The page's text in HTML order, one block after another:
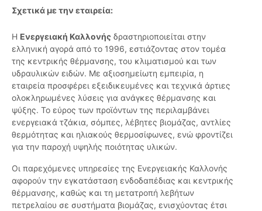
Σχετικά με την εταιρεία:
Η Ενεργειακή Καλλονής δραστηριοποιείται στην
ελληνική αγορά από το 1996, εστιάζοντας στον τομέα
της κεντρικής θέρμανσης, του κλιματισμού και των
υδραυλικών ειδών. Με αξιοσημείωτη εμπειρία, η
εταιρεία προσφέρει εξειδικευμένες και τεχνικά άρτιες
ολοκληρωμένες λύσεις για ανάγκες θέρμανσης και
ψύξης. Το εύρος των προϊόντων της περιλαμβάνει
ενεργειακά τζάκια, σόμπες, λέβητες βιομάζας, αντλίες
θερμότητας και ηλιακούς θερμοσίφωνες, ενώ φροντίζει
για την παροχή υψηλής ποιότητας υλικών.
Οι παρεχόμενες υπηρεσίες της Ενεργειακής Καλλονής
αφορούν την εγκατάσταση ενδοδαπέδιας και κεντρικής
θέρμανσης, καθώς και τη μετατροπή λεβήτων
πετρελαίου σε συστήματα βιομάζας, ενισχύοντας έτσι